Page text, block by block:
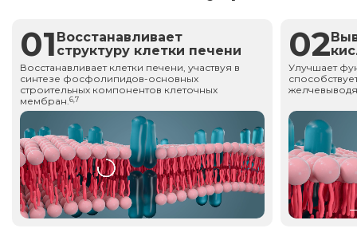
01 Восстанавливает
структуру клетки печени
Восстанавливает клетки печени, участвуя в
синтезе фосфолипидов-основных
строительных компонентов клеточных
мембран.6,7
02
Улучшает